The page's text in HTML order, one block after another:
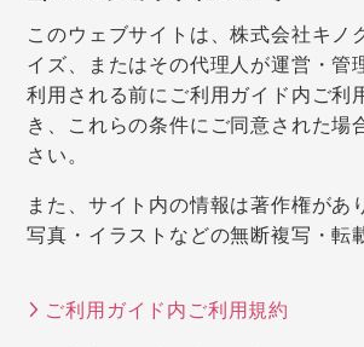
このウェブサイトは、株式会社キノ
イズ、またはその代理人が運営・管
利用される前にご利用ガイド内ご利
き、これらの条件にご同意された場
さい。
また、サイト内の情報は著作権があ
写真・イラストなどの無断複写・転
ご利用ガイド内ご利用規約